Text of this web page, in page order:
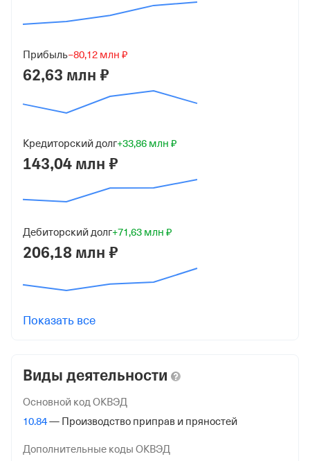
Дата регистрации
Краткое название
ООО "СПАССКИЙ И ПАРТНЕРЫ"
142717, Московская обл, г Видное, село Беседы,
Промышленный проезд, д 7, офис 402
7728777170
ОГРН
1117746534256
500301001
Дата регистрации
5 мая 2015
Налоговая
Межрайонная Инспекция Федеральной Налоговой
Прибыль−80,12 млн ₽
62,63 млн ₽
Кредиторский долг+33,86 млн ₽
143,04 млн ₽
Дебиторский долг+71,63 млн ₽
206,18 млн ₽
Показать все
Виды деятельности
Основной код ОКВЭД
10.84— Производство приправ и пряностей
Дополнительные коды ОКВЭД